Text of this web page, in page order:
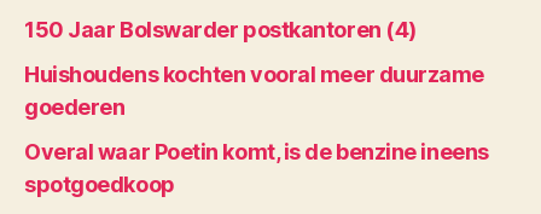
150 Jaar Bolswarder postkantoren (4)
Huishoudens kochten vooral meer duurzame
goederen
Overal waar Poetin komt, is de benzine ineens
spotgoedkoop